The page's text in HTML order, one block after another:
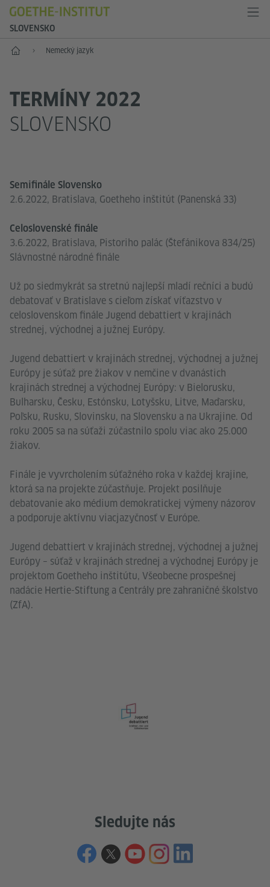
SLOVENSKO
Štart Nemecký jazyk
TERMÍNY 2022
SLOVENSKO
Semifinále Slovensko
2.6.2022, Bratislava, Goetheho inštitút (Panenská 33)
Celoslovenské finále
3.6.2022, Bratislava, Pistoriho palác (Štefánikova 834/25)
Slávnostné národné finále
Už po siedmykrát sa stretnú najlepší mladí rečníci a budú
debatovať v Bratislave s cieľom získať víťazstvo v
celoslovenskom finále Jugend debattiert v krajinách
strednej, východnej a južnej Európy.
Jugend debattiert v krajinách strednej, východnej a južnej
Európy je súťaž pre žiakov v nemčine v dvanástich
krajinách strednej a východnej Európy: v Bielorusku,
Bulharsku, Česku, Estónsku, Lotyšsku, Litve, Maďarsku,
Poľsku, Rusku, Slovinsku, na Slovensku a na Ukrajine. Od
roku 2005 sa na súťaži zúčastnilo spolu viac ako 25.000
žiakov.
Finále je vyvrcholením súťažného roka v každej krajine,
ktorá sa na projekte zúčastňuje. Projekt posilňuje
debatovanie ako médium demokratickej výmeny názorov
a podporuje aktívnu viacjazyčnosť v Európe.
Jugend debattiert v krajinách strednej, východnej a južnej
Európy – súťaž v krajinách strednej a východnej Európy je
projektom Goetheho inštitútu, Všeobecne prospešnej
nadácie Hertie-Stiftung a Centrály pre zahraničné školstvo
(ZfA).
Sledujte nás